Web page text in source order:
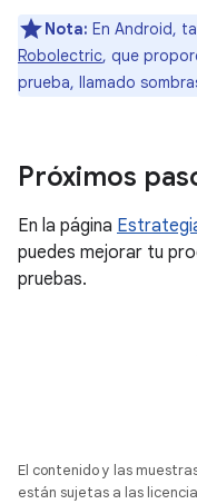
Nota: En Android,
Robolectric, que
prueba, llamado
Próximos
En la página
puedes mejorar tu
pruebas.
El contenido y las
están sujetas a las